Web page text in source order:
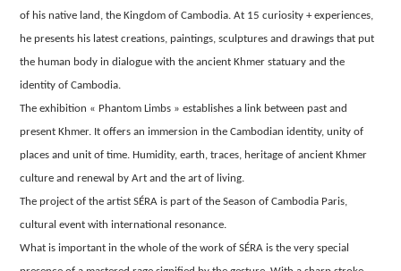
of his native land, the Kingdom of Cambodia. At 15 curiosity + experiences,
he presents his latest creations, paintings, sculptures and drawings that put
the human body in dialogue with the ancient Khmer statuary and the
identity of Cambodia.
The exhibition « Phantom Limbs » establishes a link between past and
present Khmer. It offers an immersion in the Cambodian identity, unity of
places and unit of time. Humidity, earth, traces, heritage of ancient Khmer
culture and renewal by Art and the art of living.
The project of the artist SÉRA is part of the Season of Cambodia Paris,
cultural event with international resonance.
What is important in the whole of the work of SÉRA is the very special